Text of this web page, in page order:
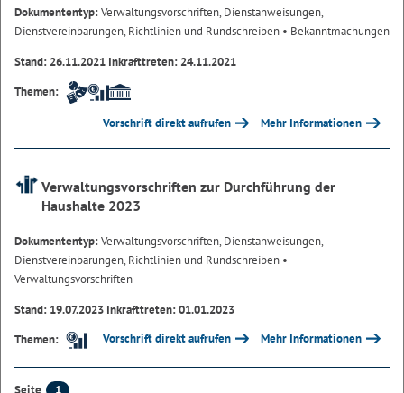
Dokumententyp:Verwaltungsvorschriften, Dienstanweisungen,
Dienstvereinbarungen, Richtlinien und Rundschreiben • Bekanntmachungen
Stand: 26.11.2021 Inkrafttreten: 24.11.2021
Themen:
Vorschrift direkt aufrufen Mehr Informationen
Verwaltungsvorschriften zur Durchführung der
Haushalte 2023
Dokumententyp:Verwaltungsvorschriften, Dienstanweisungen,
Dienstvereinbarungen, Richtlinien und Rundschreiben •
Verwaltungsvorschriften
Stand: 19.07.2023 Inkrafttreten: 01.01.2023
Themen:
Vorschrift direkt aufrufen Mehr Informationen
1